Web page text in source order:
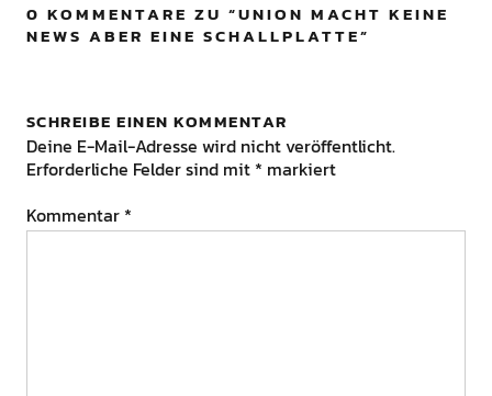
0 KOMMENTARE ZU “UNION MACHT KEINE
NEWS ABER EINE SCHALLPLATTE”
SCHREIBE EINEN KOMMENTAR
Deine E-Mail-Adresse wird nicht veröffentlicht.
Erforderliche Felder sind mit * markiert
Kommentar *